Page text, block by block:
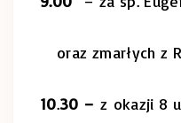
oraz zmarłych z
10.30 – z okazji 8